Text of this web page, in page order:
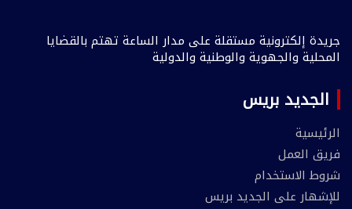
جريدة إلكترونية مستقلة على مدار الساعة تهتم بالقضايا
المحلية والجهوية والوطنية والدولية
الجديد بريس
الرئيسية
فريق العمل
شروط الاستخدام
للإشهار على الجديد بريس